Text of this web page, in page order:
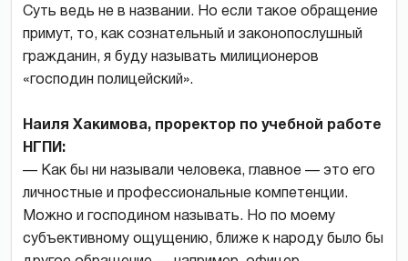
Суть ведь не в названии. Но если такое обращение
примут, то, как сознательный и законопослушный
гражданин, я буду называть милиционеров
«господин полицейский».
Наиля Хакимова, проректор по учебной работе
НГПИ:
— Как бы ни называли человека, главное — это его
личностные и профессиональные компетенции.
Можно и господином называть. Но по моему
субъективному ощущению, ближе к народу было бы